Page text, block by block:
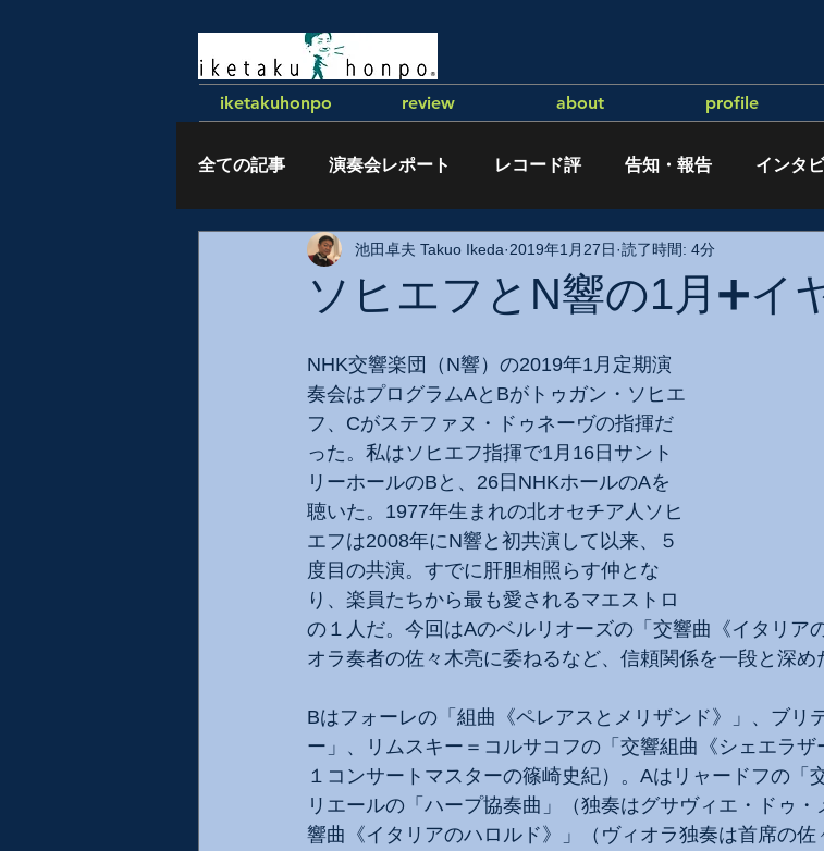
iketakuhonpo review about profile
全ての記事 演奏会レポート レコード評 告知・報告 インタ
執筆記事
ソヒエフとN響の1月➕イ
池田卓夫 Takuo Ikeda 2019年1月27日 読了時間: 4分
NHK交響楽団（N響）の2019年1月定期演
奏会はプログラムAとBがトゥガン・ソヒエ
フ、Cがステファヌ・ドゥネーヴの指揮だ
った。私はソヒエフ指揮で1月16日サント
リーホールのBと、26日NHKホールのAを
聴いた。1977年生まれの北オセチア人ソヒ
エフは2008年にN響と初共演して以来、５
度目の共演。すでに肝胆相照らす仲とな
り、楽員たちから最も愛されるマエストロ
の１人だ。今回はAのベルリオーズの「交響曲《イタリア
オラ奏者の佐々木亮に委ねるなど、信頼関係を一段と深め
Bはフォーレの「組曲《ペレアスとメリザンド》」、ブリ
ー」、リムスキー＝コルサコフの「交響組曲《シェエラ
１コンサートマスターの篠崎史紀）。Aはリャードフの「
リエールの「ハープ協奏曲」（独奏はグサヴィエ・ドゥ
響曲《イタリアのハロルド》」（ヴィオラ独奏は首席の